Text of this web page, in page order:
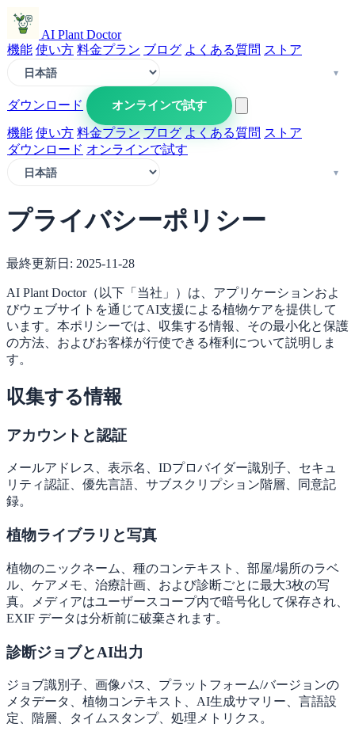
AI Plant Doctor
機能 使い方 料金プラン ブログ よくある質問 ストア
ダウンロード オンラインで試す
機能 使い方 料金プラン ブログ よくある質問 ストア
ダウンロード オンラインで試す
プライバシーポリシー
最終更新日: 2025-11-28
AI Plant Doctor（以下「当社」）は、アプリケーションおよ
びウェブサイトを通じてAI支援による植物ケアを提供して
います。本ポリシーでは、収集する情報、その最小化と保護
の方法、およびお客様が行使できる権利について説明しま
す。
収集する情報
アカウントと認証
メールアドレス、表示名、IDプロバイダー識別子、セキュ
リティ認証、優先言語、サブスクリプション階層、同意記
録。
植物ライブラリと写真
植物のニックネーム、種のコンテキスト、部屋/場所のラベ
ル、ケアメモ、治療計画、および診断ごとに最大3枚の写
真。メディアはユーザースコープ内で暗号化して保存され、
EXIF データは分析前に破棄されます。
診断ジョブとAI出力
ジョブ識別子、画像パス、プラットフォーム/バージョンの
メタデータ、植物コンテキスト、AI生成サマリー、言語設
定、階層、タイムスタンプ、処理メトリクス。